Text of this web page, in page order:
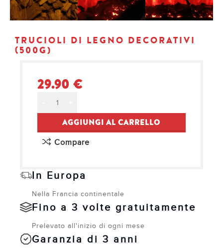
TRUCIOLI DI LEGNO DECORATIVI
(500G)
29.90 €
AGGIUNGI AL CARRELLO
Alternative:
Compare
In Europa
Nella Francia continentale
Fino a 3 volte gratuitamente
Prelevato all'inizio di ogni mese
Garanzia di 3 anni